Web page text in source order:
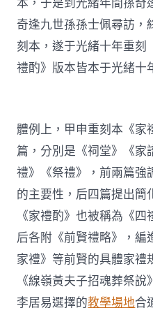
奇逢九世孫孫士佩尋訪，
刻本，遂于光緒十年重刻
禮酌》版本皆本于光緒十
體例上，甲申重刻本《家
篇，分別是《祠堂》《家
禮》《祭禮》，前兩篇強
的主要性，后四篇提出簡
《家禮酌》也被稱為《
后各附《前賢禮略》，編
家禮》等前賢的具體家禮
《線嶺黃夫子招魂葬祭
李居易選擇的教學場地合